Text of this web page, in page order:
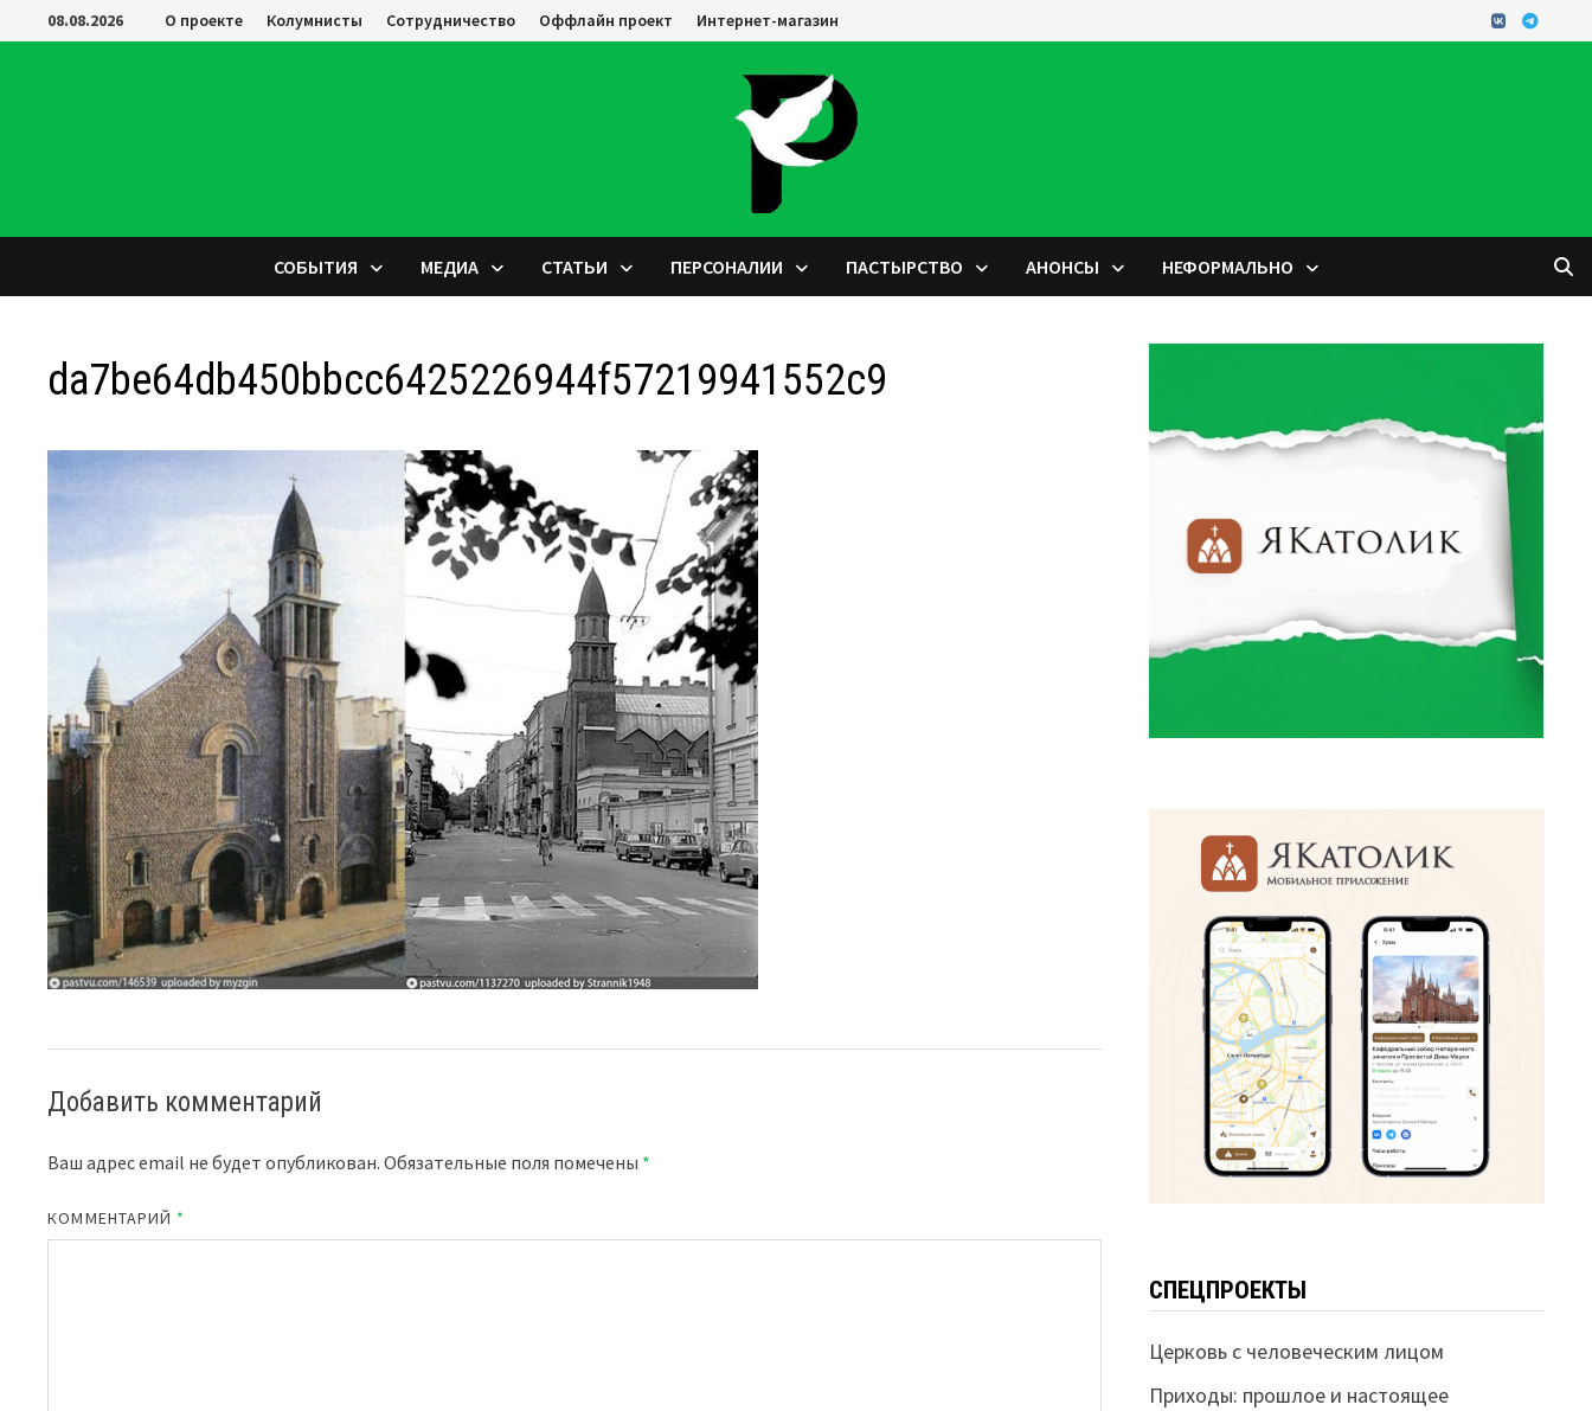
Перейти
к
08.08.2026 О проекте Колумнисты Сотрудничество Оффлайн проект Интернет-магазин
СОБЫТИЯ МЕДИА СТАТЬИ ПЕРСОНАЛИИ ПАСТЫРСТВО АНОНСЫ НЕФОРМАЛЬНО
da7be64db450bbcc6425226944f57219941552c9
Добавить комментарий
Ваш адрес email не будет опубликован. Обязательные поля помечены *
КОММЕНТАРИЙ *
СПЕЦПРОЕКТЫ
Церковь с человеческим лицом
Приходы: прошлое и настоящее